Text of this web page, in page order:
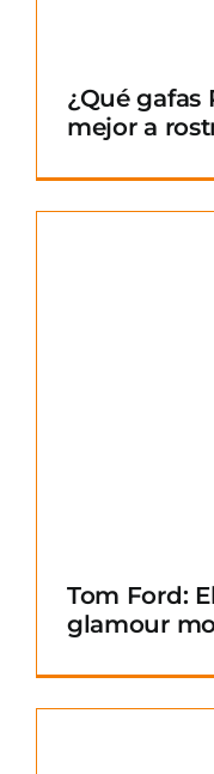
¿Qué gafas
mejor a
Tom Ford:
glamour